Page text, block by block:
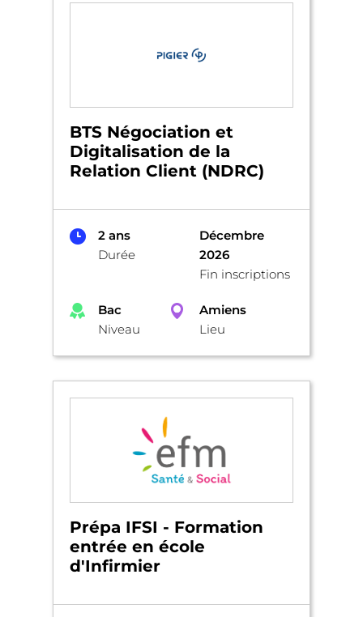
BTS Négociation et
Digitalisation de la
Relation Client (NDRC)
2 ans
Durée
Décembre
2026
Fin inscriptions
Bac
Niveau
Amiens
Lieu
Prépa IFSI - Formation
entrée en école
d'Infirmier